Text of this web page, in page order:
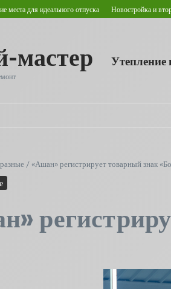
идеального отпуска Новостройка и вторичное
мастер Утепление
/ «Ашан» регистрирует товарный знак